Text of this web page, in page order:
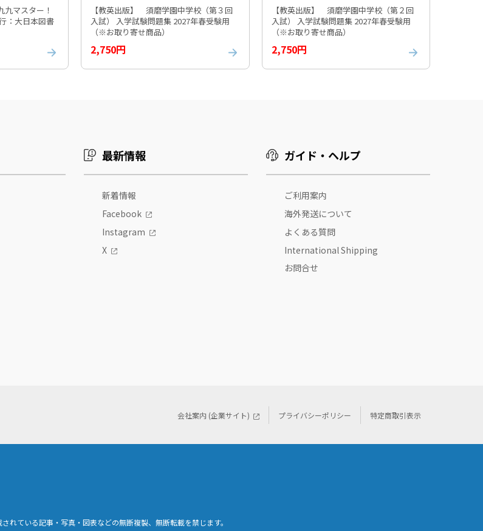
九マスター！
ンケーキ』 発行：大日本図書
【教英出版】 須磨学園中学校（第３回
入試） 入学試験問題集 2027年春受験用
（※お取り寄せ商品）
2,750円
【教英出版】 須磨学園中学校（第２回
入試） 入学試験問題集 2027年春受験用
（※お取り寄せ商品）
2,750円
最新情報
新着情報
Facebook
Instagram
X
ガイド・ヘルプ
ご利用案内
海外発送について
よくある質問
International Shipping
お問合せ
会社案内 (企業サイト) プライバシーポリシー 特定商取引表示
れている記事・写真・図表などの無断複製、無断転載を禁じます。